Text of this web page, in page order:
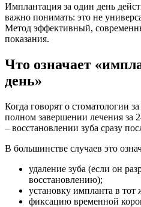
Имплантация за один день
важно понимать: это не
Метод эффективный,
показания.
Что означает
день»
Когда говорят о стоматологии
полном завершении лечения за
– восстановлении зуба сразу
В большинстве случаев это
удаление зуба (если он
восстановлению);
установку импланта в тот
фиксацию временной